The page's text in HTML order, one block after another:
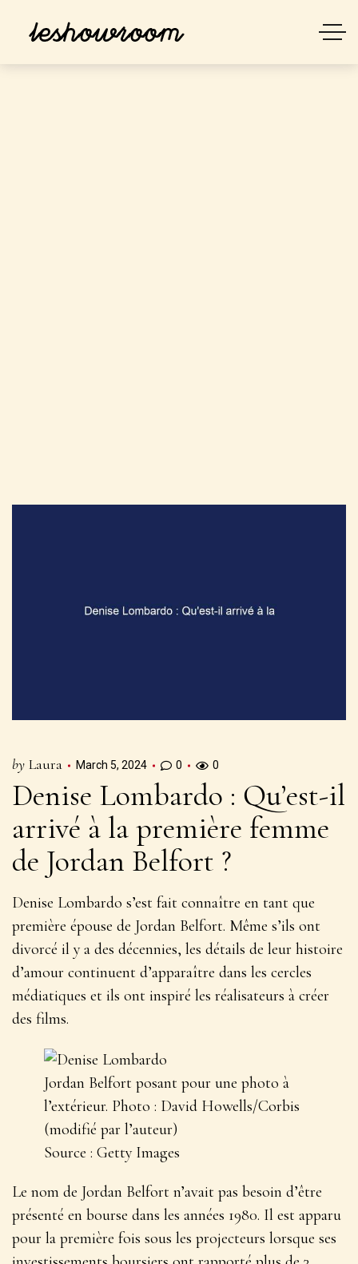
by Laura March 5, 2024 0 0
Denise Lombardo : Qu’est-il
arrivé à la première femme
de Jordan Belfort ?
Denise Lombardo s’est fait connaître en tant que
première épouse de Jordan Belfort. Même s’ils ont
divorcé il y a des décennies, les détails de leur histoire
d’amour continuent d’apparaître dans les cercles
médiatiques et ils ont inspiré les réalisateurs à créer
des films.
Jordan Belfort posant pour une photo à
l’extérieur. Photo : David Howells/Corbis
(modifié par l’auteur)
Source : Getty Images
Le nom de Jordan Belfort n’avait pas besoin d’être
présenté en bourse dans les années 1980. Il est apparu
pour la première fois sous les projecteurs lorsque ses